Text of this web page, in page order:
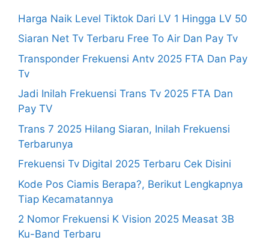
Harga Naik Level Tiktok Dari LV 1 Hingga LV 50
Siaran Net Tv Terbaru Free To Air Dan Pay Tv
Transponder Frekuensi Antv 2025 FTA Dan Pay
Tv
Jadi Inilah Frekuensi Trans Tv 2025 FTA Dan
Pay TV
Trans 7 2025 Hilang Siaran, Inilah Frekuensi
Terbarunya
Frekuensi Tv Digital 2025 Terbaru Cek Disini
Kode Pos Ciamis Berapa?, Berikut Lengkapnya
Tiap Kecamatannya
2 Nomor Frekuensi K Vision 2025 Measat 3B
Ku-Band Terbaru